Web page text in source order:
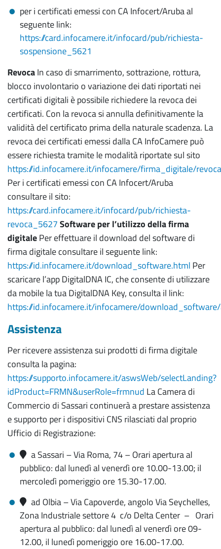
per i certificati emessi con CA Infocert/Aruba al
seguente link:
https://card.infocamere.it/infocard/pub/richiesta-
sospensione_5621
RevocaIn caso di smarrimento, sottrazione, rottura,
blocco involontario o variazione dei dati riportati nei
certificati digitali è possibile richiedere la revoca dei
certificati. Con la revoca si annulla definitivamente la
validità del certificato prima della naturale scadenza. La
revoca dei certificati emessi dalla CA InfoCamere può
essere richiesta tramite le modalità riportate sul sito
https://id.infocamere.it/infocamere/firma_digitale/revoca
Per i certificati emessi con CA Infocert/Aruba
consultare il sito:
https://card.infocamere.it/infocard/pub/richiesta-
revoca_5627Software per l’utilizzo della firma
digitalePer effettuare il download del software di
firma digitale consultare il seguente link:
https://id.infocamere.it/download_software.html Per
scaricare l’app DigitalDNA IC, che consente di utilizzare
da mobile la tua DigitalDNA Key, consulta il link:
https://id.infocamere.it/infocamere/
Assistenza
Per ricevere assistenza sui prodotti di firma digitale
consulta la pagina:
https://supporto.infocamere.it/aswsWeb/selectLanding?
idProduct=FRMN&userRole=frmnud La Camera di
Commercio di Sassari continuerà a prestare assistenza
e supporto per i dispositivi CNS rilasciati dal proprio
Ufficio di Registrazione:
a Sassari – Via Roma, 74 – Orari apertura al
pubblico: dal lunedì al venerdì ore 10.00-13.00; il
mercoledì pomeriggio ore 15.30-17.00.
ad Olbia – Via Capoverde, angolo Via Seychelles,
Zona Industriale settore 4 c/o Delta Center – Orari
apertura al pubblico: dal lunedì al venerdì ore 09-
12.00, il lunedì pomeriggio ore 16.00-17.00.